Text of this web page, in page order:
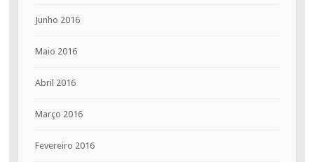
Junho 2016
Maio 2016
Abril 2016
Março 2016
Fevereiro 2016